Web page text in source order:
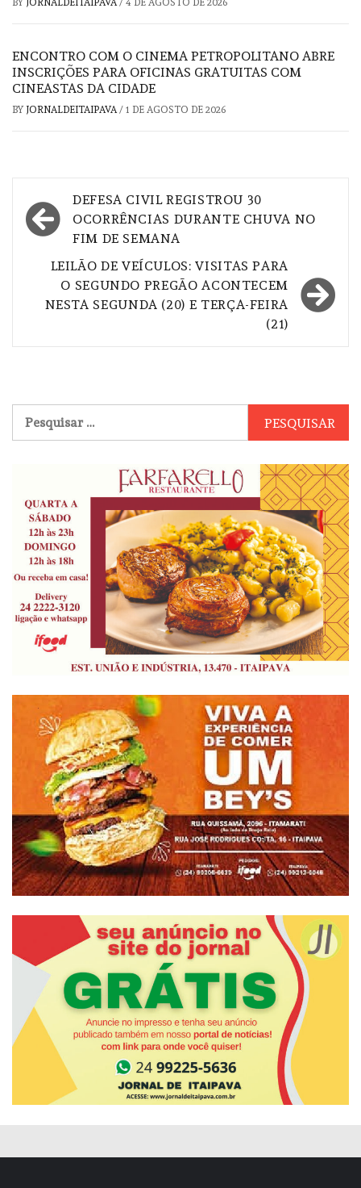
BY JORNALDEITAIPAVA/ 4 DE AGOSTO DE 2026
ENCONTRO COM O CINEMA PETROPOLITANO ABRE
INSCRIÇÕES PARA OFICINAS GRATUITAS COM
CINEASTAS DA CIDADE
BY JORNALDEITAIPAVA/ 1 DE AGOSTO DE 2026
Navegação
de
DEFESA CIVIL REGISTROU 30
OCORRÊNCIAS DURANTE CHUVA NO
FIM DE SEMANA
LEILÃO DE VEÍCULOS: VISITAS PARA
O SEGUNDO PREGÃO ACONTECEM
NESTA SEGUNDA (20) E TERÇA-FEIRA
(21)
por: